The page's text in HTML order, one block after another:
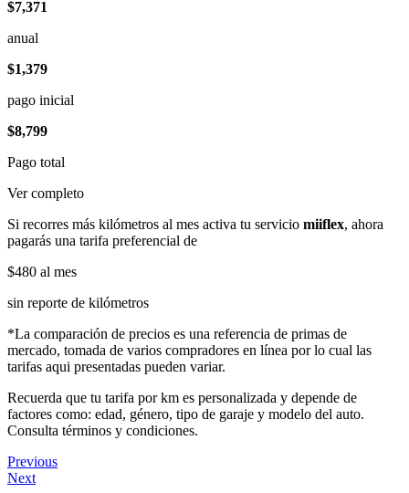
$7,371
anual
$1,379
pago inicial
$8,799
Pago total
Ver completo
Si recorres más kilómetros al mes activa tu servicio miiflex, ahora
pagarás una tarifa preferencial de
$480 al mes
sin reporte de kilómetros
*La comparación de precios es una referencia de primas de
mercado, tomada de varios compradores en línea por lo cual las
tarifas aqui presentadas pueden variar.
Recuerda que tu tarifa por km es personalizada y depende de
factores como: edad, género, tipo de garaje y modelo del auto.
Consulta términos y condiciones.
Previous
Next